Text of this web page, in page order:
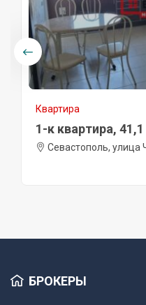
Квартира
1-к квартира,
Севастополь, улица
БРОКЕРЫ